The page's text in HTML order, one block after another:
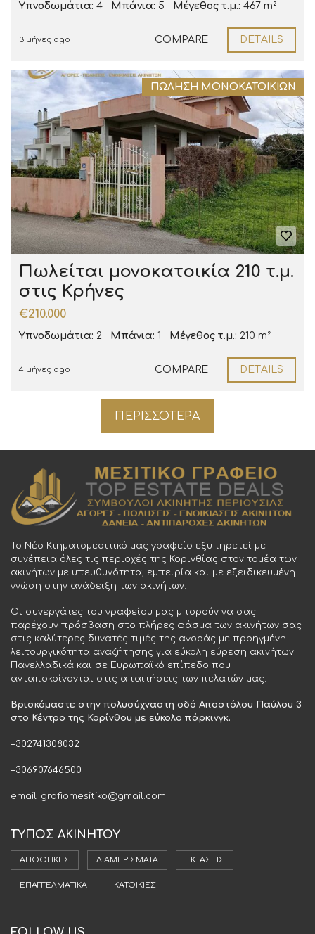
Υπνοδωμάτια: 4 Μπάνια: 5 Μέγεθος τ.μ.: 467 m²
3 μήνες ago COMPARE DETAILS
ΠΏΛΗΣΗ ΜΟΝΟΚΑΤΟΙΚΙΏΝ
Πωλείται μονοκατοικία 210 τ.μ.
στις Κρήνες
€210.000
Υπνοδωμάτια: 2 Μπάνια: 1 Μέγεθος τ.μ.: 210 m²
4 μήνες ago COMPARE DETAILS
ΠΕΡΙΣΣΌΤΕΡΑ
Το Νέο Κτηματομεσιτικό μας γραφείο εξυπηρετεί με
συνέπεια όλες τις περιοχές της Κορινθίας στον τομέα των
ακινήτων με υπευθυνότητα, εμπειρία και με εξειδικευμένη
γνώση στην ανάδειξη των ακινήτων.
Οι συνεργάτες του γραφείου μας μπορούν να σας
παρέχουν πρόσβαση στο πλήρες φάσμα των ακινήτων σας
στις καλύτερες δυνατές τιμές της αγοράς με προηγμένη
λειτουργικότητα αναζήτησης για εύκολη εύρεση ακινήτων
Πανελλαδικά και σε Ευρωπαϊκό επίπεδο που
ανταποκρίνονται στις απαιτήσεις των πελατών μας.
Βρισκόμαστε στην πολυσύχναστη οδό Αποστόλου Παύλου 3
στο Κέντρο της Κορίνθου με εύκολο πάρκινγκ.
+302741308032
+306907646500
email: grafiomesitiko@gmail.com
ΤΥΠΟΣ ΑΚΙΝΗΤΟΥ
ΑΠΟΘΉΚΕΣ ΔΙΑΜΕΡΊΣΜΑΤΑ ΕΚΤΆΣΕΙΣ
ΕΠΑΓΓΕΛΜΑΤΙΚΆ ΚΑΤΟΙΚΊΕΣ